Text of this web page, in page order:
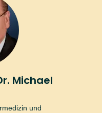
Michael
und